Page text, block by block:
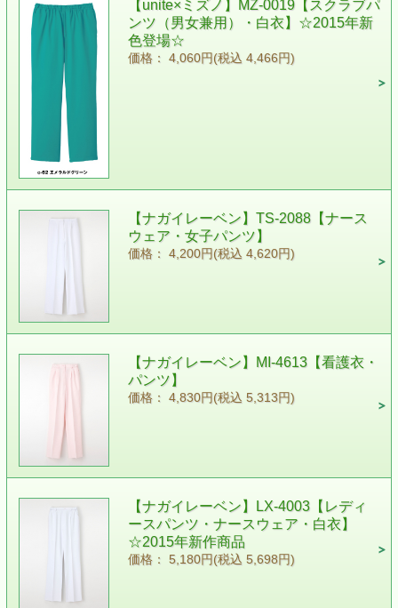
【unite×ミズノ】MZ-0019【スクラブパ
ンツ（男女兼用）・白衣】☆2015年新
色登場☆
価格： 4,060円(税込 4,466円)
【ナガイレーベン】TS-2088【ナース
ウェア・女子パンツ】
価格： 4,200円(税込 4,620円)
【ナガイレーベン】MI-4613【看護衣・
パンツ】
価格： 4,830円(税込 5,313円)
【ナガイレーベン】LX-4003【レディ
ースパンツ・ナースウェア・白衣】
☆2015年新作商品
価格： 5,180円(税込 5,698円)